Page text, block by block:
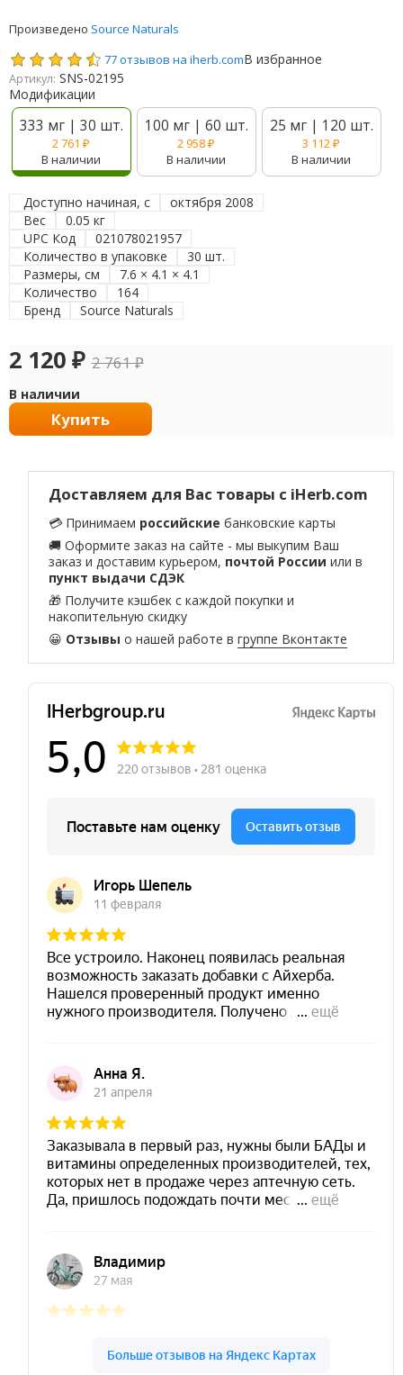
Произведено Source Naturals
77 отзывов на iherb.comВ избранное
Артикул: SNS-02195
Модификации
333 мг | 30 шт.
2 761₽
В наличии
100 мг | 60 шт.
2 958₽
В наличии
25 мг | 120 шт.
3 112₽
В наличии
Доступно начиная, с
октября 2008
Вес
0.05 кг
UPC Код
021078021957
Количество в упаковке
30 шт.
Размеры, см
7.6 × 4.1 × 4.1
Количество
164
Бренд
Source Naturals
2 120 ₽ 2 761₽
В наличии
Купить
Доставляем для Вас товары с iHerb.com
💳 Принимаем российские банковские карты
🚚 Оформите заказ на сайте - мы выкупим Ваш
заказ и доставим курьером, почтой России или в
пункт выдачи СДЭК
🎁 Получите кэшбек с каждой покупки и
накопительную скидку
😀 Отзывы о нашей работе вгруппе Вконтакте